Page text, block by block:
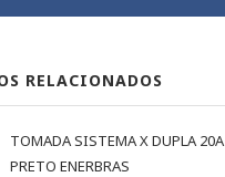
RELACIONADOS
TOMADA SISTEMA X DUPLA 20A
PRETO ENERBRAS